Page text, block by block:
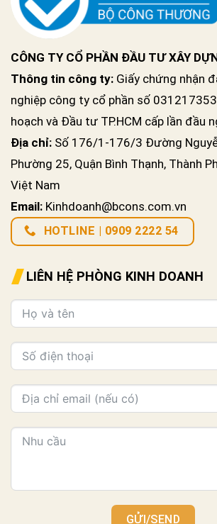
CÔNG TY CỔ PHẦN ĐẦU TƯ XÂY
Thông tin công ty: Giấy chứng nhận
nghiệp công ty cổ phần số
hoạch và Đầu tư TP.HCM cấp lần đầu
Địa chỉ: Số 176/1-176/3 Đường
Phường 25, Quận Bình Thạnh, Thành
Việt Nam
Email: Kinhdoanh@bcons.com.vn
HOTLINE | 0909 2222 54
LIÊN HỆ PHÒNG KINH DOANH
GỬI/SEND